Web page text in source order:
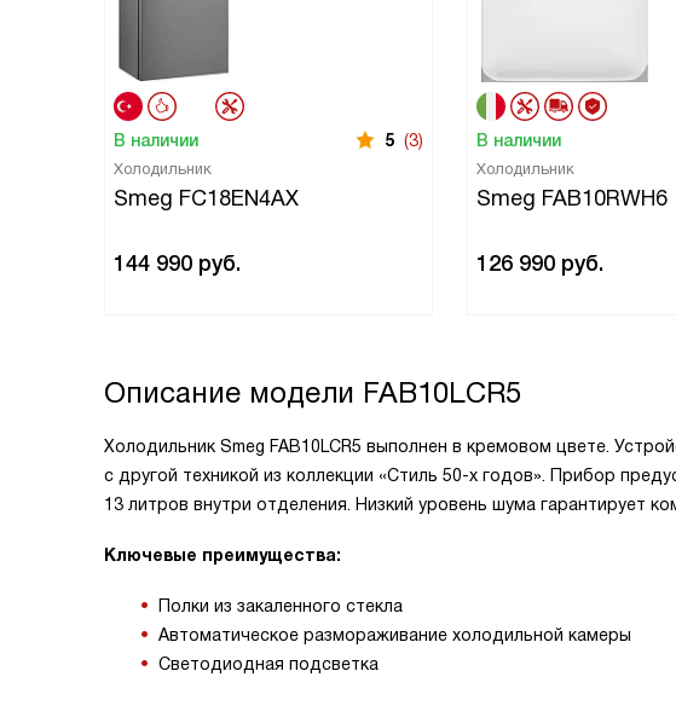
В наличии 5 (3)
Холодильник
Smeg FC18EN4AX
144 990 руб.
В наличии
Холодильник
Smeg FAB10RWH6
126 990 руб.
Описание модели FAB10LCR5
Холодильник Smeg FAB10LCR5 выполнен в кремовом цвете.
с другой техникой из коллекции «Стиль 50-х годов». Прибор
13 литров внутри отделения. Низкий уровень шума гарантирует
Ключевые преимущества:
Полки из закаленного стекла
Автоматическое размораживание холодильной камеры
Светодиодная подсветка